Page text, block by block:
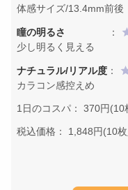
体感サイズ/13.4mm前後
瞳の明るさ
：
少し明るく見える
ナチュラル/リアル度 ：
カラコン感控えめ
1日のコスパ： 370円
税込価格： 1,848円(10